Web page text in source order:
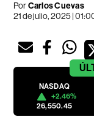
PorCarlos Cuevas
21 de julio, 2025 |
NASDAQ
+2.46%
26,550.45